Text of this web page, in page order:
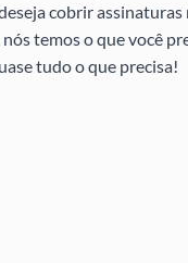
cobrir
temos o que você
tudo o que precisa!